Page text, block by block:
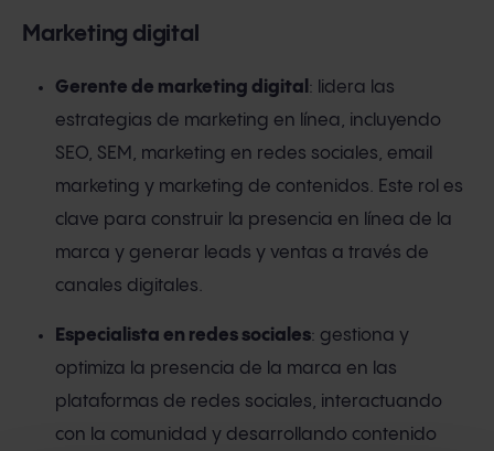
Marketing digital
Gerente de marketing digital : lidera las
estrategias de marketing en línea, incluyendo
SEO, SEM, marketing en redes sociales, email
marketing y marketing de contenidos. Este rol es
clave para construir la presencia en línea de la
marca y generar leads y ventas a través de
canales digitales.
Especialista en redes sociales: gestiona y
optimiza la presencia de la marca en las
plataformas de redes sociales, interactuando
con la comunidad y desarrollando contenido